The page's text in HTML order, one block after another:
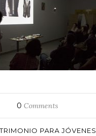
0 Comments
PARA JÓVENES